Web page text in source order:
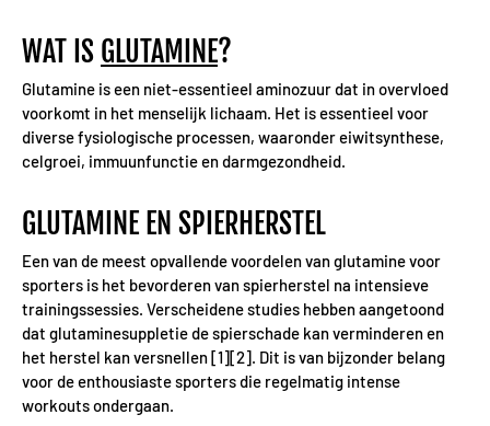
WAT IS GLUTAMINE?
Glutamine is een niet-essentieel aminozuur dat in overvloed
voorkomt in het menselijk lichaam. Het is essentieel voor
diverse fysiologische processen, waaronder eiwitsynthese,
celgroei, immuunfunctie en darmgezondheid.
GLUTAMINE EN SPIERHERSTEL
Een van de meest opvallende voordelen van glutamine voor
sporters is het bevorderen van spierherstel na intensieve
trainingssessies. Verscheidene studies hebben aangetoond
dat glutaminesuppletie de spierschade kan verminderen en
het herstel kan versnellen [1][2]. Dit is van bijzonder belang
voor de enthousiaste sporters die regelmatig intense
workouts ondergaan.